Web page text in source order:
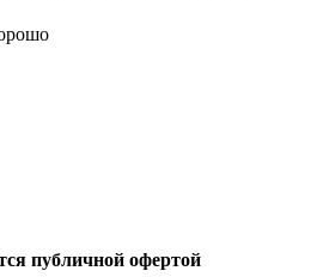
публичной офертой